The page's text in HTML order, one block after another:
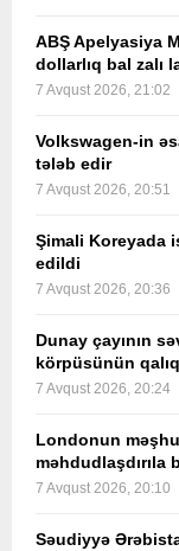
ABŞ Apelyasiya
dollarlıq bal zalı
7 Avqust 2026, 21:02
Volkswagen-in
tələb edir
7 Avqust 2026, 20:51
Şimali Koreyada
edildi
7 Avqust 2026, 20:36
Dunay çayının
körpüsünün
7 Avqust 2026, 20:24
Londonun
məhdudlaşdırıla
7 Avqust 2026, 20:10
Səudiyyə